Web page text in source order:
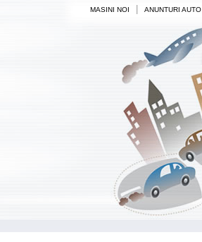
MASINI NOI ANUNTURI AUTO